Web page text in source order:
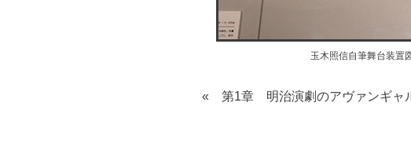
玉木照信自筆舞台装置
« 第1章 明治演劇のアヴァンギャ